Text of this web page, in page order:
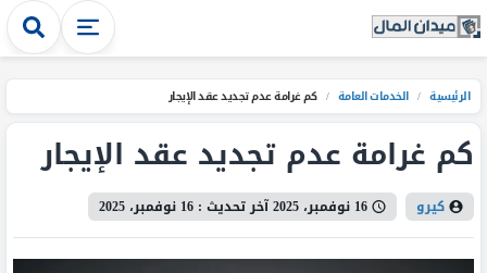
الرئيسية / الخدمات العامة / كم غرامة عدم تجديد عقد الإيجار
كم غرامة عدم تجديد عقد الإيجار
كيرو 16 نوفمبر، 2025 آخر تحديث : 16 نوفمبر، 2025